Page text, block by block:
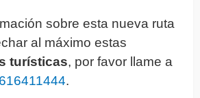
sobre esta nueva ruta
al máximo estas
turísticas, por favor llame a
.